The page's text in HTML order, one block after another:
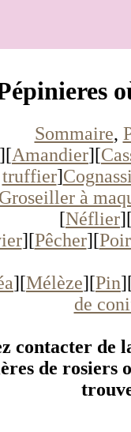
Sommaire,
][Amandier][
truffier]
Groseiller à
[Néflier
][Pêcher][
][Mélèze][Pin
de
contacter de
de rosiers